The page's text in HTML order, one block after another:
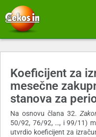
Koeficijent za
mesečne
stanova za
Na osnovu člana 32.
50/92, 76/92, …, i 99/11)
utvrdio koeficijent za